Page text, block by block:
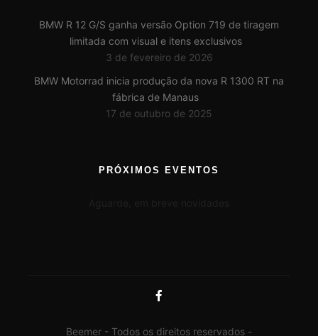
BMW R 12 G/S ganha versão Option 719 de tiragem
limitada com visual e itens exclusivos
3 de fevereiro de 2026
BMW Motorrad inicia produção da nova R 1300 RT na
fábrica de Manaus
17 de outubro de 2025
PRÓXIMOS EVENTOS
Beemer - Todos os direitos reservados -